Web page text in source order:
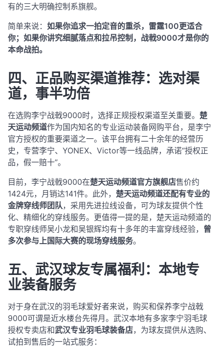
有的三大明确控制系旗舰。
简单来说： 如果你追求一拍定音的重杀，雷霆100更适合
你；如果你讲究细腻落点和拉吊控制，战戟9000才是你的
本命战拍。
四、正品购买渠道推荐：选对渠
道，事半功倍
在选购李宁战戟9000时，选择正规授权渠道至关重要。 楚
天运动频道作为国内知名的专业运动装备网购平台，是李宁
官方授权的重要渠道之一。该平台拥有二十余年的经营历
史，专营李宁、YONEX、Victor等一线品牌，承诺“授权正
品，假一赔十”。
目前，李宁战戟9000在楚天运动频道官方旗舰店售价约
1424元，月销达141件。此外， 楚天运动频道还配有专业的
金牌穿线师团队，采用先进拉线设备，可为球友提供个性
化、精细化的穿线服务。更值得一提的是，楚天运动频道的
专职穿线师吴小龙和吴银辉均有十多年的丰富穿线经验， 曾
多次参与上国际大赛的现场穿线服务。
五、武汉球友专属福利：本地专
业装备服务
对于身在武汉的羽毛球爱好者来说，购买和保养李宁战戟
9000可谓是近水楼台先得月。武汉本地有多家李宁羽毛球
授权专卖店和武汉专业羽毛球装备店，为球友提供从选购、
试拍到售后的一站式服务：